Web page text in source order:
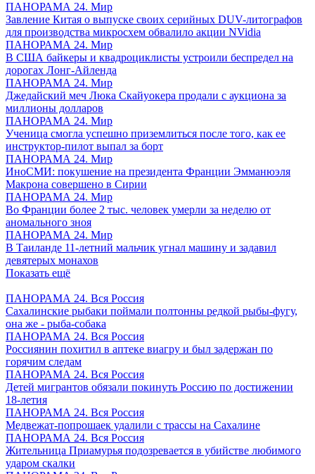
ПАНОРАМА 24. Мир
Завление Китая о выпуске своих серийных DUV-литографов
для производства микросхем обвалило акции NVidia
ПАНОРАМА 24. Мир
В США байкеры и квадроциклисты устроили беспредел на
дорогах Лонг-Айленда
ПАНОРАМА 24. Мир
Джедайский меч Люка Скайуокера продали с аукциона за
миллионы долларов
ПАНОРАМА 24. Мир
Ученица смогла успешно приземлиться после того, как ее
инструктор-пилот выпал за борт
ПАНОРАМА 24. Мир
ИноСМИ: покушение на президента Франции Эмманюэля
Макрона совершено в Сирии
ПАНОРАМА 24. Мир
Во Франции более 2 тыс. человек умерли за неделю от
аномального зноя
ПАНОРАМА 24. Мир
В Таиланде 11-летний мальчик угнал машину и задавил
девятерых монахов
Показать ещё
ПАНОРАМА 24. Вся Россия
Сахалинские рыбаки поймали полтонны редкой рыбы-фугу,
она же - рыба-собака
ПАНОРАМА 24. Вся Россия
Россиянин похитил в аптеке виагру и был задержан по
горячим следам
ПАНОРАМА 24. Вся Россия
Детей мигрантов обязали покинуть Россию по достижении
18-летия
ПАНОРАМА 24. Вся Россия
Медвежат-попрошаек удалили с трассы на Сахалине
ПАНОРАМА 24. Вся Россия
Жительница Приамурья подозревается в убийстве любимого
ударом скалки